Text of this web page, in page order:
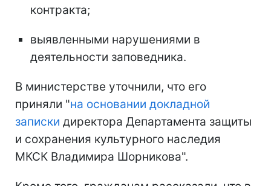
контракта;
выявленными нарушениями в
деятельности заповедника.
В министерстве уточнили, что его
приняли "на основании докладной
записки директора Департамента защиты
и сохранения культурного наследия
МКСК Владимира Шорникова".